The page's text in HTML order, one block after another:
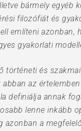
bármely egyéb
filozófiát és
említeni
gyakorlati
történeti és
az
definiálja annak
lenne inkább
a